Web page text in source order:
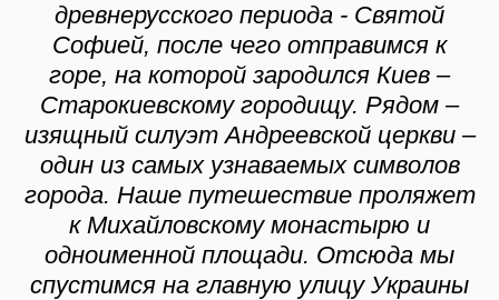
древнерусского периода - Святой
Софией, после чего отправимся к
горе, на которой зародился Киев –
Старокиевскому городищу. Рядом –
изящный силуэт Андреевской церкви –
один из самых узнаваемых символов
города. Наше путешествие проляжет
к Михайловскому монастырю и
одноименной площади. Отсюда мы
спустимся на главную улицу Украины